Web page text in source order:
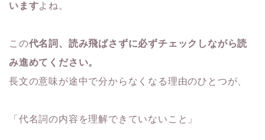
いますよね。
この代名詞、読み飛ばさずに必ずチェックしながら読
み進めてください。
長文の意味が途中で分からなくなる理由のひとつが、
「代名詞の内容を理解できていないこと」